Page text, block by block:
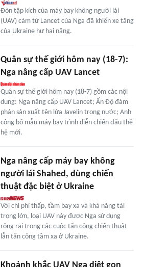
Đòn tập kích của máy bay không người lái
(UAV) cảm tử Lancet của Nga đã khiến xe tăng
của Ukraine hư hại nặng.
Quân sự thế giới hôm nay (18-7):
Nga nâng cấp UAV Lancet
Quân sự thế giới hôm nay (18-7) gồm các nội
dung: Nga nâng cấp UAV Lancet; Ấn Độ đàm
phán sản xuất tên lửa Javelin trong nước; Anh
công bố mẫu máy bay trình diễn chiến đấu thế
hệ mới.
Nga nâng cấp máy bay không
người lái Shahed, dùng chiến
thuật đặc biệt ở Ukraine
Với chi phí thấp, tầm bay xa và khả năng tải
trọng lớn, loại UAV này được Nga sử dụng
rộng rãi trong các cuộc tấn công chiến thuật
lẫn tấn công tầm xa ở Ukraine.
Khoảnh khắc UAV Nga diệt gọn